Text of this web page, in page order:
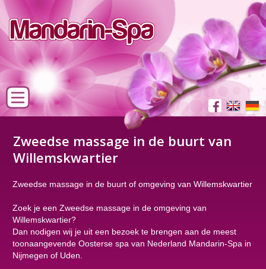
Zweedse massage in de buurt van
Willemskwartier
Zweedse massage in de buurt of omgeving van Willemskwartier
Zoek je een Zweedse massage in de omgeving van
Willemskwartier?
Dan nodigen wij je uit een bezoek te brengen aan de meest
toonaangevende Oosterse spa van Nederland Mandarin-Spa in
Nijmegen of Uden.